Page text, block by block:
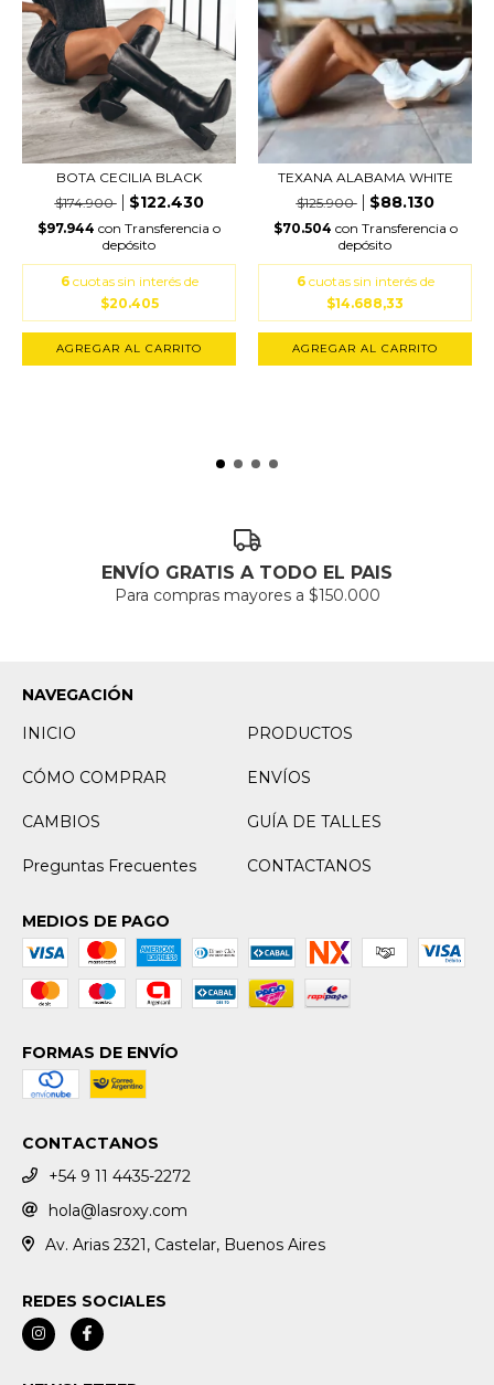
BOTA CECILIA BLACK
$174.900
$122.430
$97.944 con Transferencia o
depósito
6 cuotas sin interés de
$20.405
AGREGAR AL CARRITO
TEXANA ALABAMA WHITE
$125.900
$88.130
$70.504 con Transferencia o
depósito
6 cuotas sin interés de
$14.688,33
AGREGAR AL CARRITO
ENVÍO GRATIS A TODO EL PAIS
Para compras mayores a $150.000
NAVEGACIÓN
INICIO
PRODUCTOS
CÓMO COMPRAR ENVÍOS
CAMBIOS GUÍA DE TALLES
Preguntas Frecuentes CONTACTANOS
MEDIOS DE PAGO
FORMAS DE ENVÍO
CONTACTANOS
+54 9 11 4435-2272
hola@lasroxy.com
Av. Arias 2321, Castelar, Buenos Aires
REDES SOCIALES